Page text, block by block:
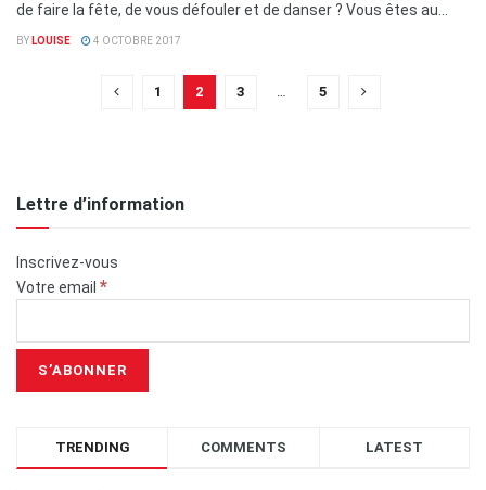
de faire la fête, de vous défouler et de danser ? Vous êtes au...
BY LOUISE 4 OCTOBRE 2017
1 2 3 … 5
Lettre d’information
Inscrivez-vous
Votre email *
TRENDING COMMENTS LATEST